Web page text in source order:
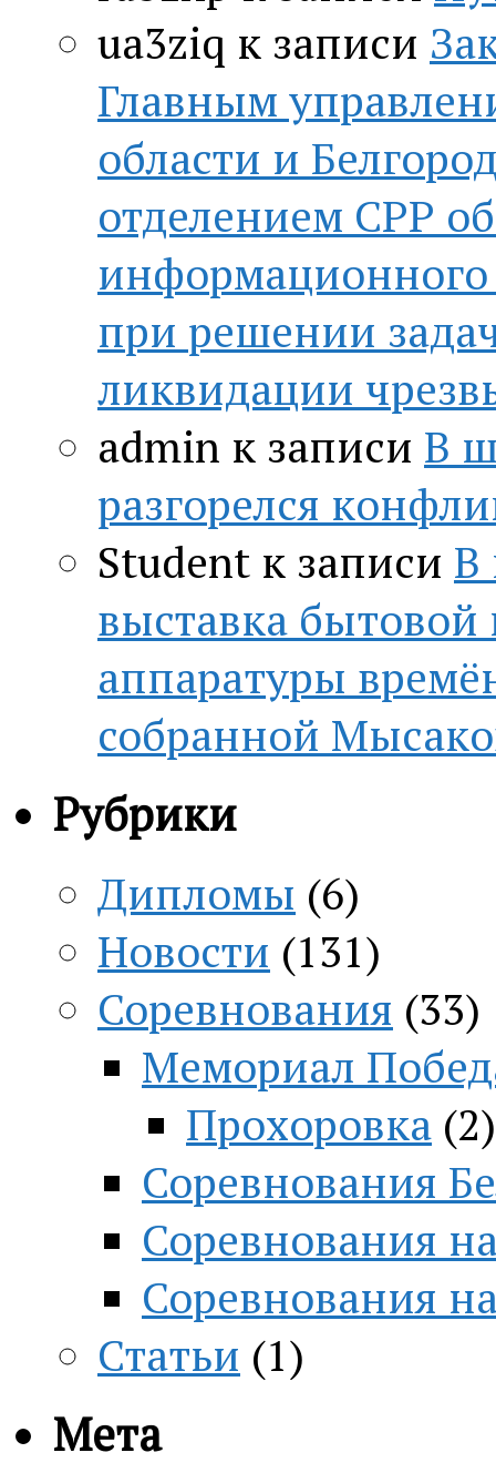
ua3ziq к записи
Главным
области и
отделением СРР
информационного
при решении
ликвидации
admin к записи В
разгорелся
Student к записи В
выставка
аппаратуры
собранной
Рубрики
Дипломы (6)
Новости (131)
Соревнования (33)
Мемориал
Прохоровка (2)
Соревнования
Соревнования
Соревнования
Статьи (1)
Мета